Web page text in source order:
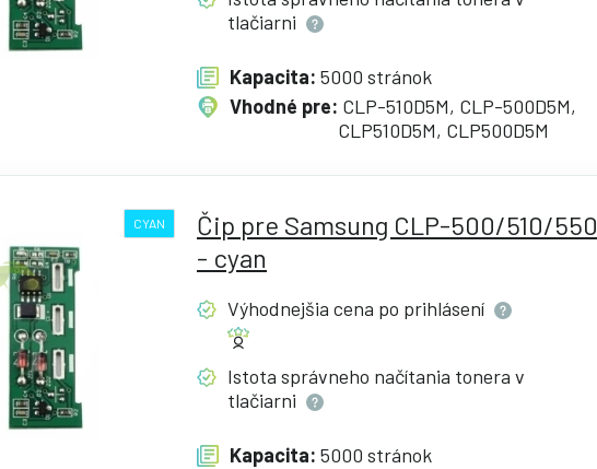
tlačiarni
Kapacita: 5000 stránok
Vhodné pre: CLP-510D5M, CLP-500D5M,
CLP510D5M, CLP500D5M
CYAN
Čip pre Samsung CLP-500/510/550
- cyan
Výhodnejšia cena po prihlásení
Istota správneho načítania tonera v
tlačiarni
Kapacita: 5000 stránok